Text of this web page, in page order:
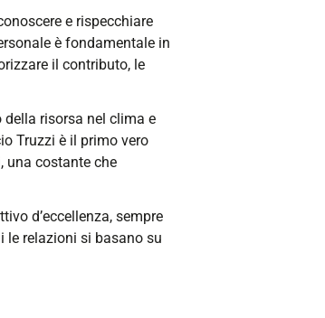
e rispecchiare
è fondamentale in
il contributo, le
risorsa nel clima e
Truzzi è il primo vero
una costante che
d’eccellenza, sempre
le relazioni si basano su